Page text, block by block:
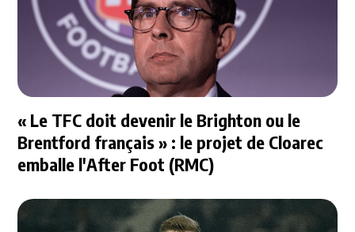
« Le TFC doit devenir le Brighton ou le
Brentford français » : le projet de Cloarec
emballe l'After Foot (RMC)